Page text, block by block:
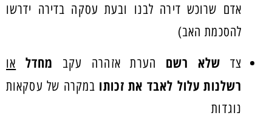
אדם שרוכש דירה לבנו ובעת עסקה בדירה ידרשו
להסכמת האב)
צד שלא רשם הערת אזהרה עקב מחדל או
רשלנות עלול לאבד את זכותו במקרה של עסקאות
נוגדות